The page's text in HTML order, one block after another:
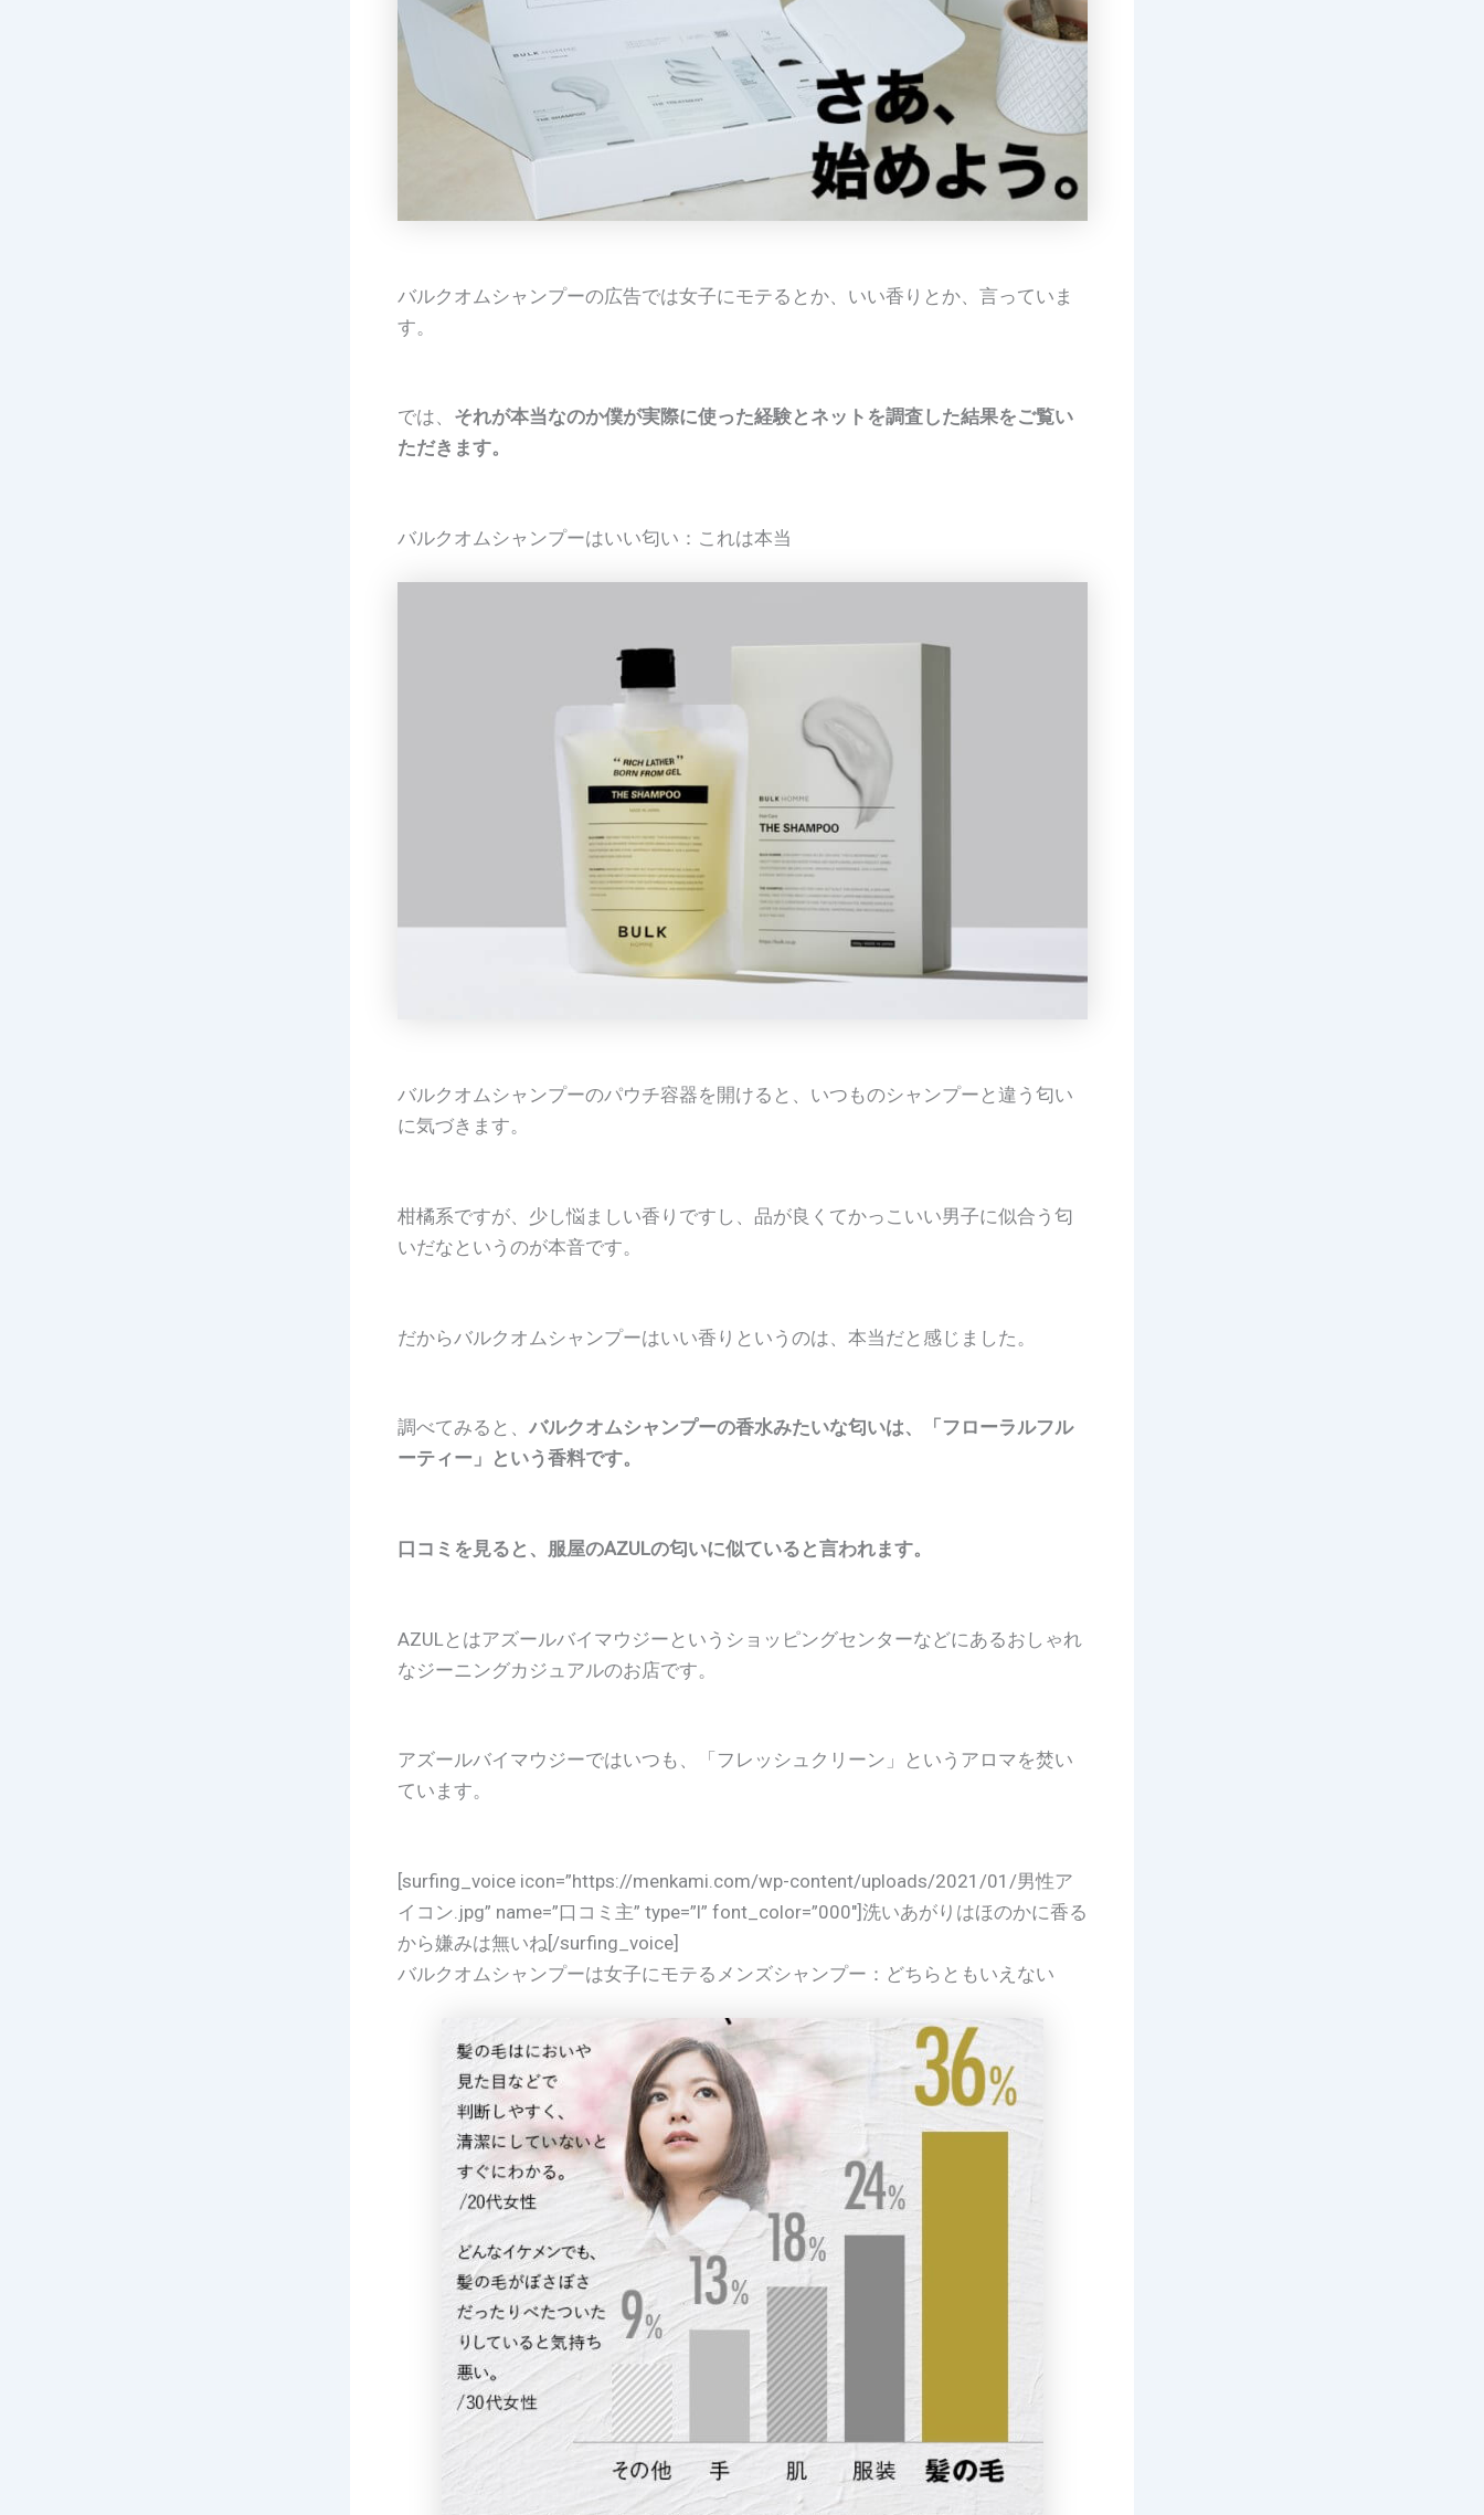
バルクオムシャンプーの広告では女子にモテるとか、いい香りとか、言っていま
す。
では、 それが本当なのか僕が実際に使った経験とネットを調査した結果をご覧い
ただきます。
バルクオムシャンプーはいい匂い：これは本当
バルクオムシャンプーのパウチ容器を開けると、いつものシャンプーと違う匂い
に気づきます。
柑橘系ですが、少し悩ましい香りですし、品が良くてかっこいい男子に似合う匂
いだなというのが本音です。
だからバルクオムシャンプーはいい香りというのは、本当だと感じました。
調べてみると、 バルクオムシャンプーの香水みたいな匂いは、「フローラルフル
ーティー」という香料です。
口コミを見ると、服屋のAZULの匂いに似ていると言われます。
AZULとはアズールバイマウジーというショッピングセンターなどにあるおしゃれ
なジーニングカジュアルのお店です。
アズールバイマウジーではいつも、「フレッシュクリーン」というアロマを焚い
ています。
[surfing_voice icon=”https://menkami.com/wp-content/uploads/2021/01/男性ア
イコン.jpg” name=”口コミ主” type=”l” font_color=”000″]洗いあがりはほのかに香る
から嫌みは無いね[/surfing_voice]
バルクオムシャンプーは女子にモテるメンズシャンプー：どちらともいえない